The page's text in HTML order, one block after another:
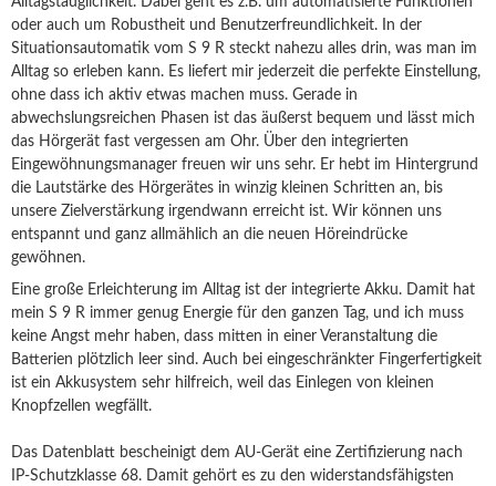
oder auch um Robustheit und Benutzerfreundlichkeit. In der
Situationsautomatik vom S 9 R steckt nahezu alles drin, was man im
Alltag so erleben kann. Es liefert mir jederzeit die perfekte Einstellung,
ohne dass ich aktiv etwas machen muss. Gerade in
abwechslungsreichen Phasen ist das äußerst bequem und lässt mich
das Hörgerät fast vergessen am Ohr. Über den integrierten
Eingewöhnungsmanager freuen wir uns sehr. Er hebt im Hintergrund
die Lautstärke des Hörgerätes in winzig kleinen Schritten an, bis
unsere Zielverstärkung irgendwann erreicht ist. Wir können uns
entspannt und ganz allmählich an die neuen Höreindrücke
gewöhnen.
Eine große Erleichterung im Alltag ist der integrierte Akku. Damit hat
mein S 9 R immer genug Energie für den ganzen Tag, und ich muss
keine Angst mehr haben, dass mitten in einer Veranstaltung die
Batterien plötzlich leer sind. Auch bei eingeschränkter Fingerfertigkeit
ist ein Akkusystem sehr hilfreich, weil das Einlegen von kleinen
Knopfzellen wegfällt.
Das Datenblatt bescheinigt dem AU-Gerät eine Zertifizierung nach
IP-Schutzklasse 68. Damit gehört es zu den widerstandsfähigsten